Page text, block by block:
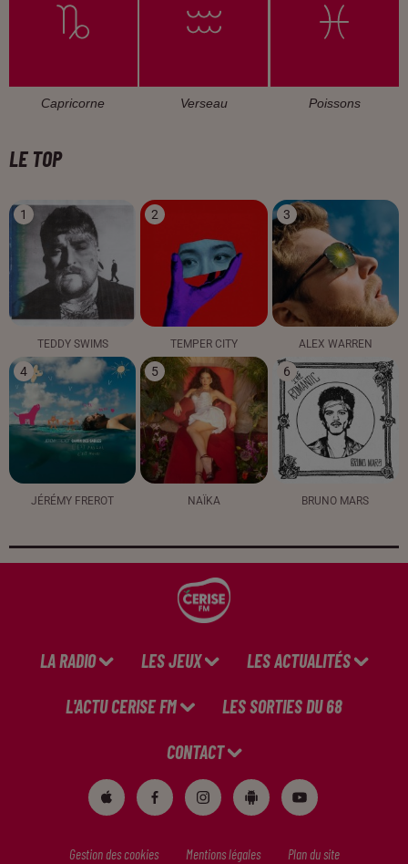
Capricorne Verseau Poissons
LE TOP
1
TEDDY SWIMS
2
TEMPER CITY
3
ALEX WARREN
4
JÉRÉMY FREROT
5
NAÏKA
6
BRUNO MARS
LA RADIO LES JEUX LES ACTUALITÉS
L'ACTU CERISE FM LES SORTIES DU 68
CONTACT
Gestion des cookies Mentions légales Plan du site